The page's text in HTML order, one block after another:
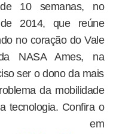
10 semanas, no
2014, que reúne
no coração do Vale
NASA Ames, na
ser o dono da mais
da mobilidade
tecnologia. Confira o
em